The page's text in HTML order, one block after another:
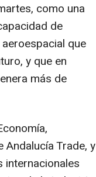
como una
de
que
y que en
más de
Andalucía Trade, y
internacionales